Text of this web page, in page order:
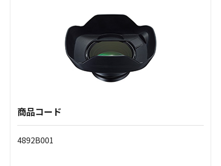
商品コード
4892B001